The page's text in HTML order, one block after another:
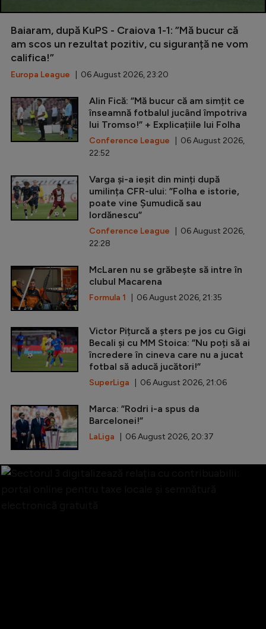
Baiaram, după KuPS - Craiova 1-1: ”Mă bucur că
am scos un rezultat pozitiv, cu siguranță ne vom
califica!”
Europa League | 06 August 2026, 23:20
Alin Fică: ”Mă bucur că am simțit ce
înseamnă fotbalul jucând împotriva
lui Tromso!” + Explicațiile lui Folha
Conference League | 06 August 2026,
22:52
Varga și-a ieșit din minți după
umilința CFR-ului: ”Folha e istorie,
poate vine Șumudică sau
Iordănescu”
Conference League | 06 August 2026,
22:28
McLaren nu se grăbește să intre în
clubul Macarena
Formula 1 | 06 August 2026, 21:35
Victor Pițurcă a șters pe jos cu Gigi
Becali și cu MM Stoica: ”Nu poți să ai
încredere în cineva care nu a jucat
fotbal să aducă jucători!”
SuperLiga | 06 August 2026, 21:06
Marca: ”Rodri i-a spus da
Barcelonei!”
LaLiga | 06 August 2026, 20:37